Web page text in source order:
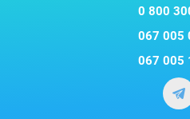
0 800
067 005
067 005